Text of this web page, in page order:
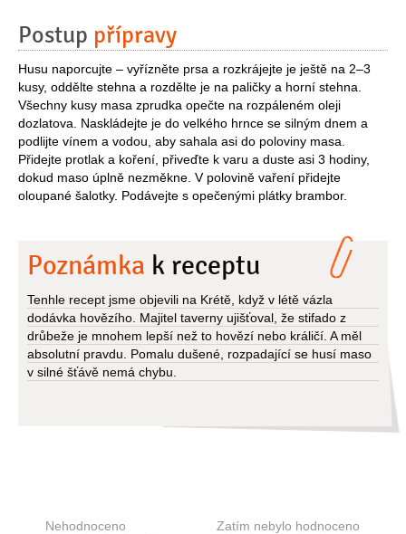
Postup přípravy
Husu naporcujte – vyřízněte prsa a rozkrájejte je ještě na 2–3
kusy, oddělte stehna a rozdělte je na paličky a horní stehna.
Všechny kusy masa zprudka opečte na rozpáleném oleji
dozlatova. Naskládejte je do velkého hrnce se silným dnem a
podlijte vínem a vodou, aby sahala asi do poloviny masa.
Přidejte protlak a koření, přiveďte k varu a duste asi 3 hodiny,
dokud maso úplně nezměkne. V polovině vaření přidejte
oloupané šalotky. Podávejte s opečenými plátky brambor.
Poznámka k receptu
Tenhle recept jsme objevili na Krétě, když v létě vázla
dodávka hovězího. Majitel taverny ujišťoval, že stifado z
drůbeže je mnohem lepší než to hovězí nebo králičí. A měl
absolutní pravdu. Pomalu dušené, rozpadající se husí maso
v silné šťávě nemá chybu.
Nehodnoceno Zatím nebylo hodnoceno